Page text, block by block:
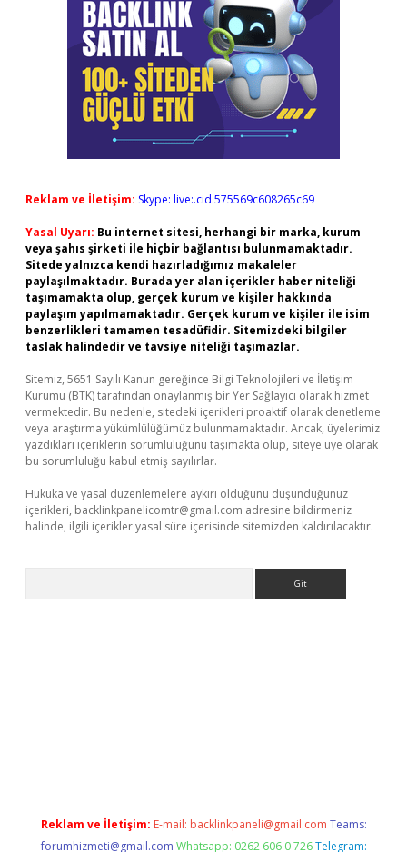
Reklam ve İletişim: Skype: live:.cid.575569c608265c69
Yasal Uyarı: Bu internet sitesi, herhangi bir marka, kurum
veya şahıs şirketi ile hiçbir bağlantısı bulunmamaktadır.
Sitede yalnızca kendi hazırladığımız makaleler
paylaşılmaktadır. Burada yer alan içerikler haber niteliği
taşımamakta olup, gerçek kurum ve kişiler hakkında
paylaşım yapılmamaktadır. Gerçek kurum ve kişiler ile isim
benzerlikleri tamamen tesadüfidir. Sitemizdeki bilgiler
taslak halindedir ve tavsiye niteliği taşımazlar.
Sitemiz, 5651 Sayılı Kanun gereğince Bilgi Teknolojileri ve İletişim
Kurumu (BTK) tarafından onaylanmış bir Yer Sağlayıcı olarak hizmet
vermektedir. Bu nedenle, sitedeki içerikleri proaktif olarak denetleme
veya araştırma yükümlülüğümüz bulunmamaktadır. Ancak, üyelerimiz
yazdıkları içeriklerin sorumluluğunu taşımakta olup, siteye üye olarak
bu sorumluluğu kabul etmiş sayılırlar.
Hukuka ve yasal düzenlemelere aykırı olduğunu düşündüğünüz
içerikleri, backlinkpanelicomtr@gmail.com adresine bildirmeniz
halinde, ilgili içerikler yasal süre içerisinde sitemizden kaldırılacaktır.
Reklam ve İletişim: E-mail: backlinkpaneli@gmail.com Teams:
forumhizmeti@gmail.com Whatsapp: 0262 606 0 726 Telegram: